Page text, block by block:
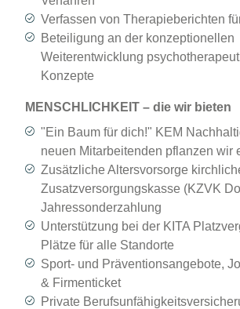
Verfassen von Therapieberichten
Beteiligung an der konzeptionellen
Weiterentwicklung
Konzepte
MENSCHLICHKEIT – die wir bieten
"Ein Baum für dich!" KEM
neuen Mitarbeitenden pflanzen wir
Zusätzliche Altersvorsorge
Zusatzversorgungskasse (KZVK
Jahressonderzahlung
Unterstützung bei der KITA
Plätze für alle Standorte
Sport- und Präventionsangebote,
& Firmenticket
Private